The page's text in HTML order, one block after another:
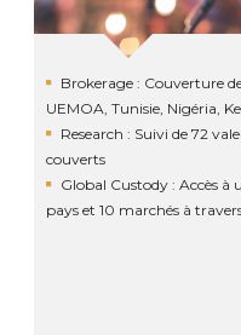
Brokerage : Couverture
UEMOA, Tunisie, Nigéria,
Research : Suivi de 72
couverts
Global Custody : Accès à
pays et 10 marchés à